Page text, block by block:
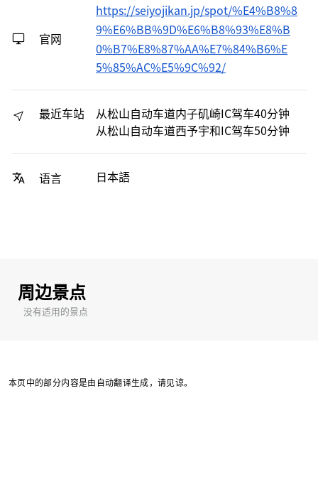
官网
https://seiyojikan.jp/spot/%E4%B8%8
9%E6%BB%9D%E6%B8%93%E8%B
0%B7%E8%87%AA%E7%84%B6%E
5%85%AC%E5%9C%92/
最近车站
从松山自动车道内子矶崎IC驾车40分钟
从松山自动车道西予宇和IC驾车50分钟
语言 日本語
周边景点
没有适用的景点
本页中的部分内容是由自动翻译生成，请见谅。